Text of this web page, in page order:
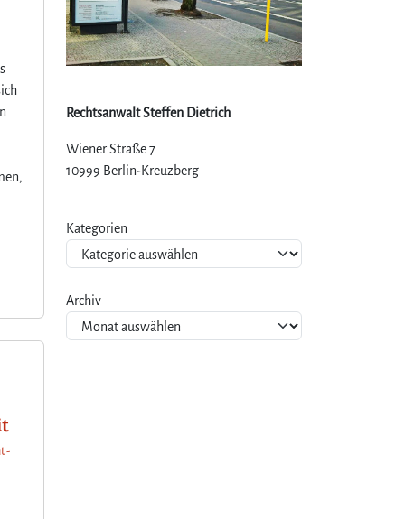
-
Rechtsanwalt Steffen Dietrich
Wiener Straße 7
10999 Berlin-Kreuzberg
Kategorien
Archiv